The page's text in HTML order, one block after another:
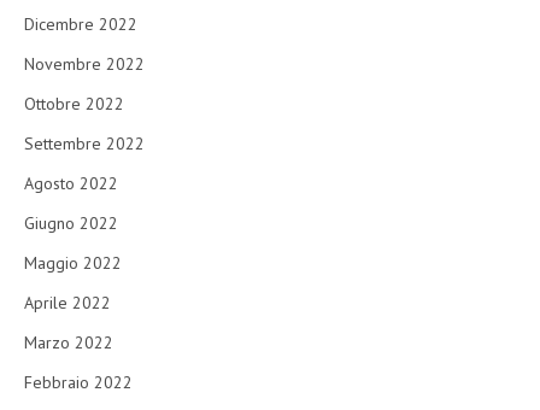
Dicembre 2022
Novembre 2022
Ottobre 2022
Settembre 2022
Agosto 2022
Giugno 2022
Maggio 2022
Aprile 2022
Marzo 2022
Febbraio 2022